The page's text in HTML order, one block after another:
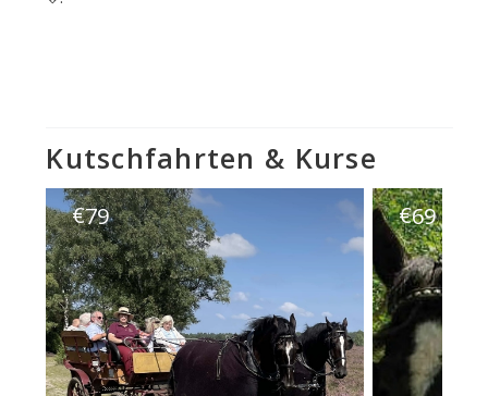
Kutschfahrten & Kurse
€79 €69